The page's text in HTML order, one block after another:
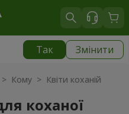
Так Змінити
> Кому > Квіти коханій
коханої